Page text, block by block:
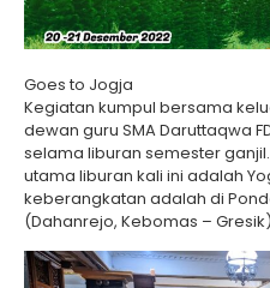
Goes to Jogja
Kegiatan kumpul bersama
dewan guru SMA Daruttaqwa
selama liburan semester
utama liburan kali ini adalah
keberangkatan adalah di
(Dahanrejo, Kebomas –